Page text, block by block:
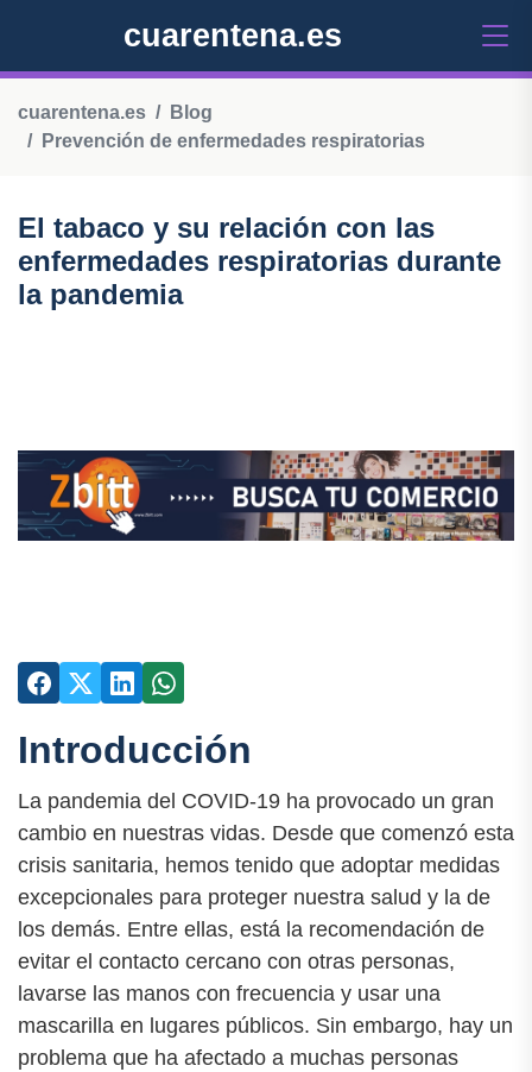
cuarentena.es
cuarentena.es
Blog
Prevención de enfermedades respiratorias
El tabaco y su relación con las
enfermedades respiratorias durante
la pandemia
Introducción
La pandemia del COVID-19 ha provocado un gran
cambio en nuestras vidas. Desde que comenzó esta
crisis sanitaria, hemos tenido que adoptar medidas
excepcionales para proteger nuestra salud y la de
los demás. Entre ellas, está la recomendación de
evitar el contacto cercano con otras personas,
lavarse las manos con frecuencia y usar una
mascarilla en lugares públicos. Sin embargo, hay un
problema que ha afectado a muchas personas